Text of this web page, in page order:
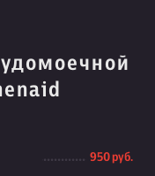
950 руб.